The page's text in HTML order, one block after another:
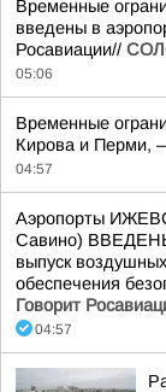
Временные
введены в
Росавиации//
05:06
Временные
Кирова и Перми,
04:57
Аэропорты
Савино)
выпуск
обеспечения
Говорит
04:57